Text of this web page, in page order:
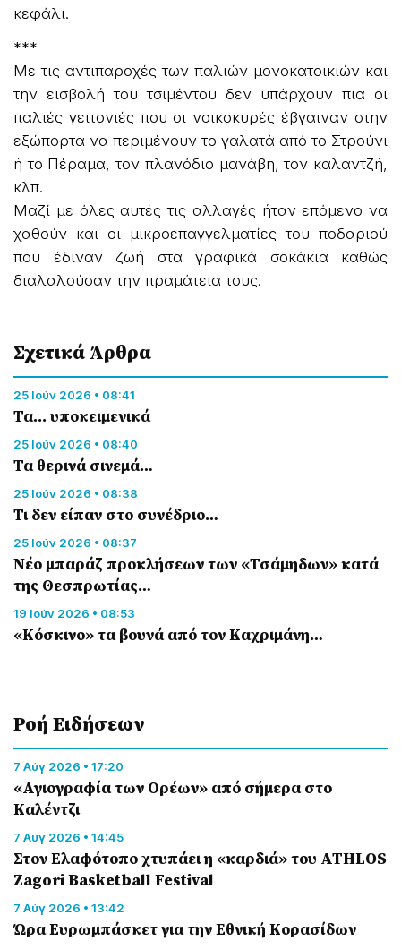
κεφάλι.
***
Με τις αντιπαροχές των παλιών μονοκατοικιών και
την εισβολή του τσιμέντου δεν υπάρχουν πια οι
παλιές γειτονιές που οι νοικοκυρές έβγαιναν στην
εξώπορτα να περιμένουν το γαλατά από το Στρούνι
ή το Πέραμα, τον πλανόδιο μανάβη, τον καλαντζή,
κλπ.
Μαζί με όλες αυτές τις αλλαγές ήταν επόμενο να
χαθούν και οι μικροεπαγγελματίες του ποδαριού
που έδιναν ζωή στα γραφικά σοκάκια καθώς
διαλαλούσαν την πραμάτεια τους.
Σχετικά Άρθρα
25 Ιούν 2026 • 08:41
Τα... υποκειμενικά
25 Ιούν 2026 • 08:40
Τα θερινά σινεμά…
25 Ιούν 2026 • 08:38
Τι δεν είπαν στο συνέδριο…
25 Ιούν 2026 • 08:37
Νέο μπαράζ προκλήσεων των «Τσάμηδων» κατά
της Θεσπρωτίας…
19 Ιούν 2026 • 08:53
«Κόσκινο» τα βουνά από τον Καχριμάνη…
Ροή Eιδήσεων
7 Αύγ 2026 • 17:20
«Αγιογραφία των Ορέων» από σήμερα στο
Καλέντζι
7 Αύγ 2026 • 14:45
Στον Ελαφότοπο χτυπάει η «καρδιά» του ATHLOS
Zagori Basketball Festival
7 Αύγ 2026 • 13:42
Ώρα Ευρωμπάσκετ για την Εθνική Κορασίδων